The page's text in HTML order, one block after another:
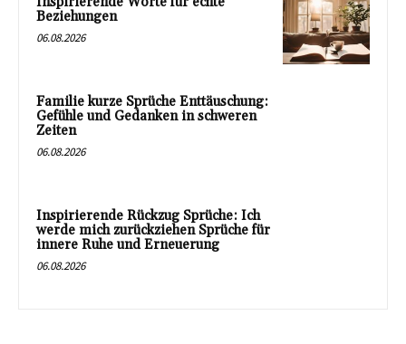
Beziehungen
06.08.2026
Familie kurze Sprüche Enttäuschung:
Gefühle und Gedanken in schweren
Zeiten
06.08.2026
Inspirierende Rückzug Sprüche: Ich
werde mich zurückziehen Sprüche für
innere Ruhe und Erneuerung
06.08.2026